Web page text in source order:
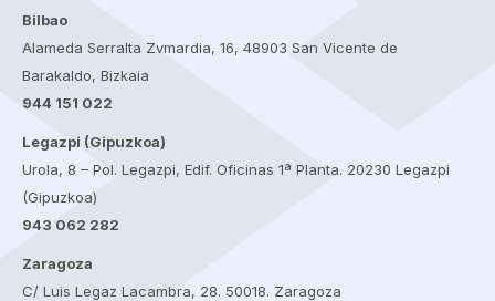
Bilbao
Alameda Serralta Zvmardia, 16, 48903 San Vicente de
Barakaldo, Bizkaia
944 151 022
Legazpi (Gipuzkoa)
Urola, 8 – Pol. Legazpi, Edif. Oficinas 1ª Planta. 20230 Legazpi
(Gipuzkoa)
943 062 282
Zaragoza
C/ Luis Legaz Lacambra, 28. 50018. Zaragoza